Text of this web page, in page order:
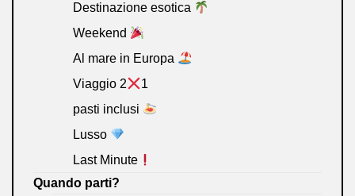
Destinazione esotica
Weekend
Al mare in Europa
Viaggio 2
1
pasti inclusi
Lusso
Last Minute
Quando parti?